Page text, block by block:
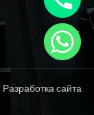
сайта